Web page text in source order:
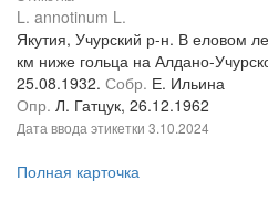
L. annotinum L.
Якутия, Учурский р-н. В еловом
км ниже гольца на Алдано-
25.08.1932. Собр. Е. Ильина
Опр. Л. Гатцук, 26.12.1962
Дата ввода этикетки 3.10.2024
Полная карточка